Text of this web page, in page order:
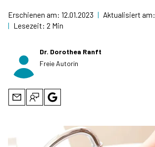
Erschienen am: 12.01.2023 | Aktualisiert am:
| Lesezeit: 2 Min
Dr. Dorothea Ranft
Freie Autorin